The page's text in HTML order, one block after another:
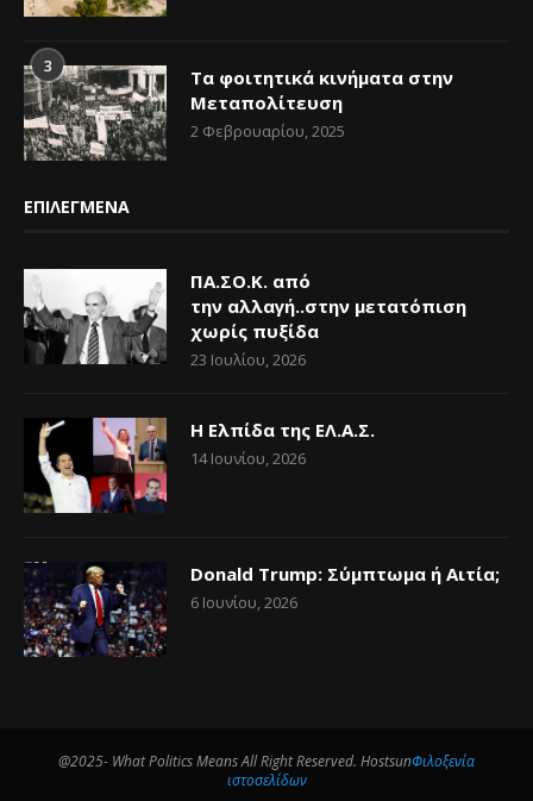
3
Τα φοιτητικά κινήματα στην
Μεταπολίτευση
2 Φεβρουαρίου, 2025
ΕΠΙΛΕΓΜΕΝΑ
ΠΑ.ΣΟ.Κ. από
την αλλαγή..στην μετατόπιση
χωρίς πυξίδα
23 Ιουλίου, 2026
Η Ελπίδα της ΕΛ.Α.Σ.
14 Ιουνίου, 2026
Donald Trump: Σύμπτωμα ή Αιτία;
6 Ιουνίου, 2026
@2025- What Politics Means All Right Reserved. HostsunΦιλοξενία
ιστοσελίδων